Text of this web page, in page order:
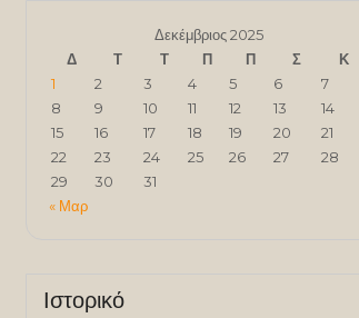
Δεκέμβριος 2025
Δ
Τ Τ Π Π Σ
Κ
1
2 3 4 5 6
7
8
9 10 11 12 13
14
15
16 17 18 19 20
21
22
23 24 25 26 27
28
29
30
31
« Μαρ
Ιστορικό